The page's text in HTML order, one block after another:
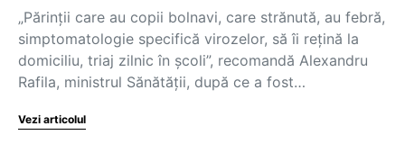
„Părinții care au copii bolnavi, care strănută, au febră,
simptomatologie specifică virozelor, să îi rețină la
domiciliu, triaj zilnic în școli”, recomandă Alexandru
Rafila, ministrul Sănătăţii, după ce a fost…
Vezi articolul